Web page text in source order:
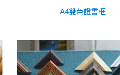
A4雙色證書框